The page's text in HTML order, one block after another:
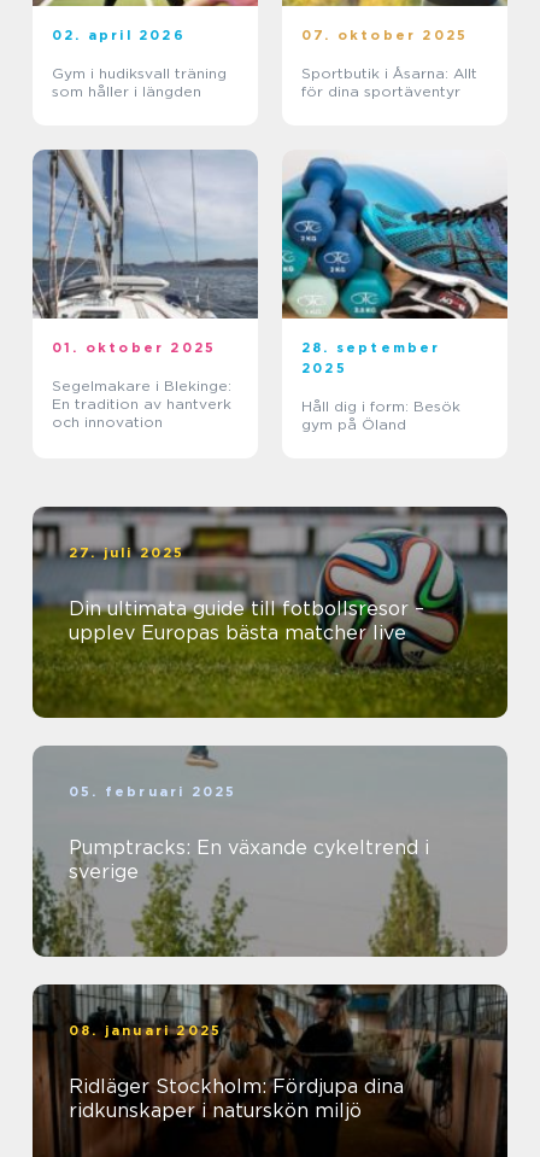
02. april 2026
Gym i hudiksvall träning
som håller i längden
07. oktober 2025
Sportbutik i Åsarna: Allt
för dina sportäventyr
01. oktober 2025
Segelmakare i Blekinge:
En tradition av hantverk
och innovation
28. september
2025
Håll dig i form: Besök
gym på Öland
27. juli 2025
Din ultimata guide till fotbollsresor –
upplev Europas bästa matcher live
05. februari 2025
Pumptracks: En växande cykeltrend i
sverige
08. januari 2025
Ridläger Stockholm: Fördjupa dina
ridkunskaper i naturskön miljö